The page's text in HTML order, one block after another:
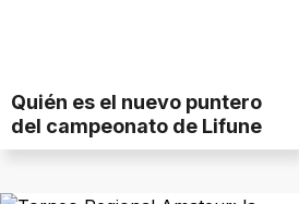
Quién es el nuevo puntero
del campeonato de Lifune